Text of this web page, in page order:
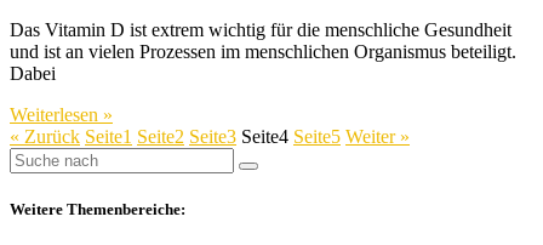
Das Vitamin D ist extrem wichtig für die menschliche Gesundheit
und ist an vielen Prozessen im menschlichen Organismus beteiligt.
Dabei
Weiterlesen »
« Zurück Seite1 Seite2 Seite3 Seite4 Seite5 Weiter »
Weitere Themenbereiche: